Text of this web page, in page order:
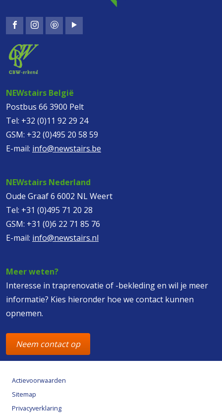
NEWstairs België
Postbus 66 3900 Pelt
Tel: +32 (0)11 92 29 24
GSM: +32 (0)495 20 58 59
E-mail: info@newstairs.be
NEWstairs Nederland
Oude Graaf 6 6002 NL Weert
Tel: +31 (0)495 71 20 28
GSM: +31 (0)6 22 71 85 76
E-mail: info@newstairs.nl
Meer weten?
Interesse in traprenovatie of -bekleding en wil je meer
informatie? Kies hieronder hoe we contact kunnen
opnemen.
Neem contact op
Actievoorwaarden
Sitemap
Privacyverklaring